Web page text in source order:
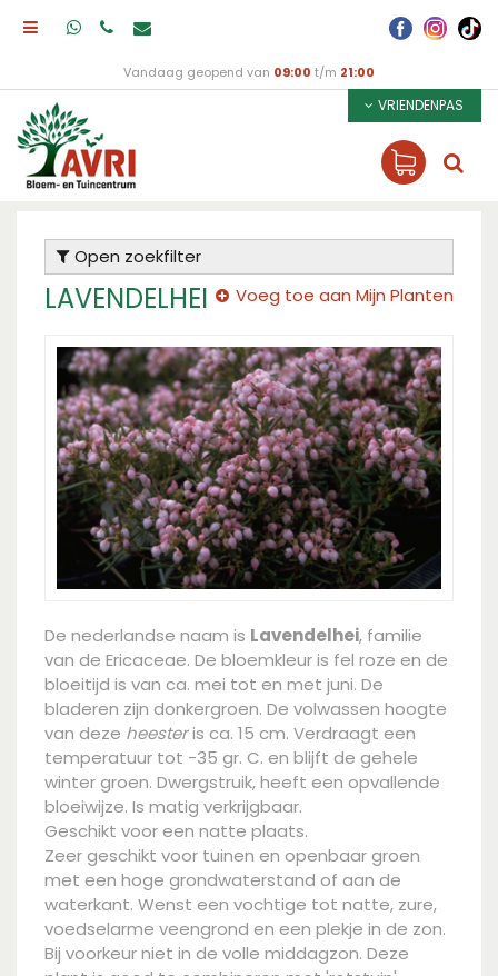
Vandaag geopend van 09:00 t/m 21:00
VRIENDENPAS
Open zoekfilter
LAVENDELHEI Voeg toe aan Mijn Planten
De nederlandse naam is Lavendelhei, familie
van de Ericaceae. De bloemkleur is fel roze en de
bloeitijd is van ca. mei tot en met juni. De
bladeren zijn donkergroen. De volwassen hoogte
van deze heesteris ca. 15 cm. Verdraagt een
temperatuur tot -35 gr. C. en blijft de gehele
winter groen. Dwergstruik, heeft een opvallende
bloeiwijze. Is matig verkrijgbaar.
Geschikt voor een natte plaats.
Zeer geschikt voor tuinen en openbaar groen
met een hoge grondwaterstand of aan de
waterkant. Wenst een vochtige tot natte, zure,
voedselarme veengrond en een plekje in de zon.
Bij voorkeur niet in de volle middagzon. Deze